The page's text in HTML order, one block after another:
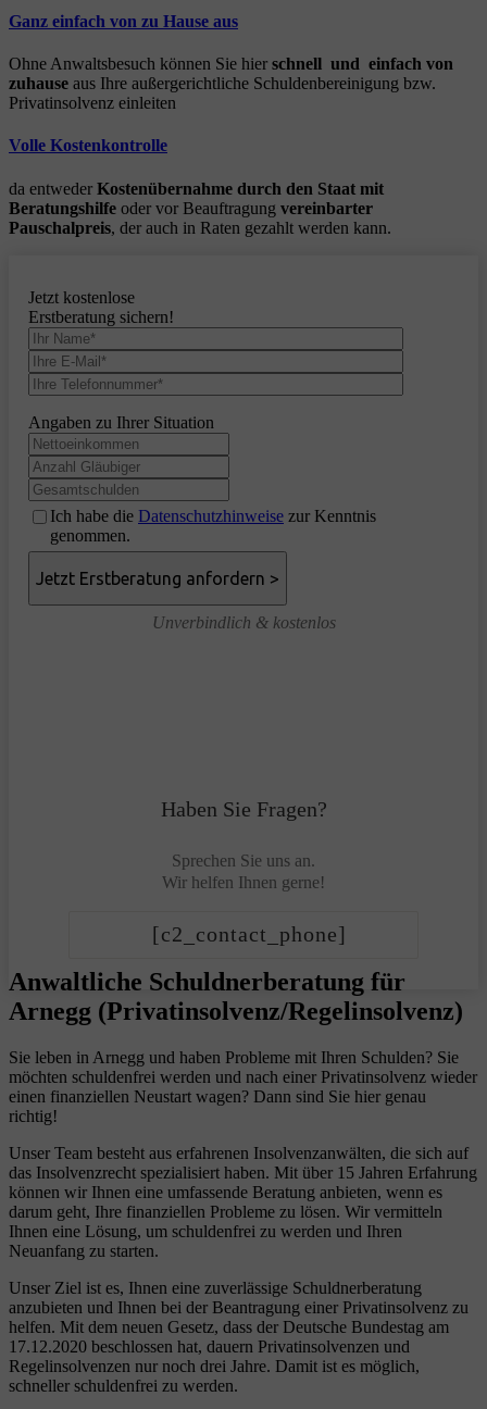
Ganz einfach von zu Hause aus
Ohne Anwaltsbesuch können Sie hier schnell und einfach von
zuhause aus Ihre außergerichtliche Schuldenbereinigung bzw.
Privatinsolvenz einleiten
Volle Kostenkontrolle
da entweder Kostenübernahme durch den Staat mit
Beratungshilfe oder vor Beauftragung vereinbarter
Pauschalpreis, der auch in Raten gezahlt werden kann.
Jetzt kostenlose
Erstberatung sichern!
Angaben zu Ihrer Situation
Ich habe die Datenschutzhinweise zur Kenntnis
genommen.
Unverbindlich & kostenlos
Haben Sie Fragen?
Sprechen Sie uns an.
Wir helfen Ihnen gerne!
[c2_contact_phone]
Anwaltliche Schuldnerberatung für
Arnegg (Privatinsolvenz/Regelinsolvenz)
Sie leben in Arnegg und haben Probleme mit Ihren Schulden? Sie
möchten schuldenfrei werden und nach einer Privatinsolvenz wieder
einen finanziellen Neustart wagen? Dann sind Sie hier genau
richtig!
Unser Team besteht aus erfahrenen Insolvenzanwälten, die sich auf
das Insolvenzrecht spezialisiert haben. Mit über 15 Jahren Erfahrung
können wir Ihnen eine umfassende Beratung anbieten, wenn es
darum geht, Ihre finanziellen Probleme zu lösen. Wir vermitteln
Ihnen eine Lösung, um schuldenfrei zu werden und Ihren
Neuanfang zu starten.
Unser Ziel ist es, Ihnen eine zuverlässige Schuldnerberatung
anzubieten und Ihnen bei der Beantragung einer Privatinsolvenz zu
helfen. Mit dem neuen Gesetz, dass der Deutsche Bundestag am
17.12.2020 beschlossen hat, dauern Privatinsolvenzen und
Regelinsolvenzen nur noch drei Jahre. Damit ist es möglich,
schneller schuldenfrei zu werden.